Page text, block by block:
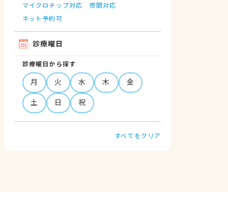
マイクロチップ対応
夜間対応
ネット予約可
診療曜日
診療曜日から探す
月 火 水 木
金
土
日 祝
すべてをクリア